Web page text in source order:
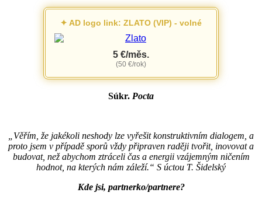
✦ AD logo link: ZLATO (VIP) - volné
5 €/měs.
(50 €/rok)
Súkr. Pocta
„Věřím, že jakékoli neshody lze vyřešit konstruktivním dialogem, a
proto jsem v případě sporů vždy připraven raději tvořit, inovovat a
budovat, než abychom ztráceli čas a energii vzájemným ničením
hodnot, na kterých nám záleží.“ S úctou T. Šidelský
Kde jsi, partnerko/partnere?